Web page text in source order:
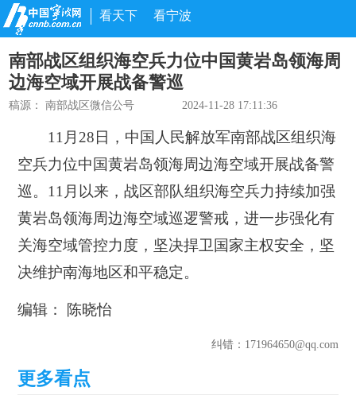
看天下 看宁波
南部战区组织海空兵力位中国黄岩岛领海周
边海空域开展战备警巡
稿源：南部战区微信公号 2024-11-28 17:11:36
11月28日，中国人民解放军南部战区组织海
空兵力位中国黄岩岛领海周边海空域开展战备警
巡。11月以来，战区部队组织海空兵力持续加强
黄岩岛领海周边海空域巡逻警戒，进一步强化有
关海空域管控力度，坚决捍卫国家主权安全，坚
决维护南海地区和平稳定。
编辑： 陈晓怡
纠错：171964650@qq.com